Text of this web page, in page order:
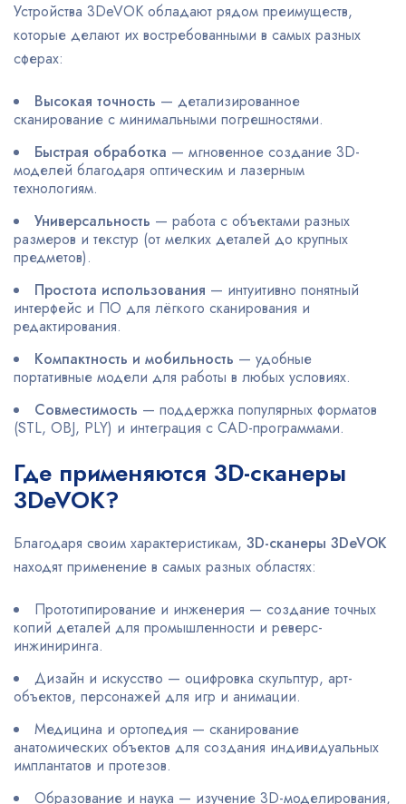
Устройства 3DeVOK обладают рядом преимуществ,
которые делают их востребованными в самых разных
сферах:
Высокая точность — детализированное
сканирование с минимальными погрешностями.
Быстрая обработка — мгновенное создание 3D-
моделей благодаря оптическим и лазерным
технологиям.
Универсальность — работа с объектами разных
размеров и текстур (от мелких деталей до крупных
предметов).
Простота использования — интуитивно понятный
интерфейс и ПО для лёгкого сканирования и
редактирования.
Компактность и мобильность — удобные
портативные модели для работы в любых условиях.
Совместимость — поддержка популярных форматов
(STL, OBJ, PLY) и интеграция с CAD-программами.
Где применяются 3D-сканеры
3DeVOK?
Благодаря своим характеристикам, 3D-сканеры 3DeVOK
находят применение в самых разных областях:
Прототипирование и инженерия — создание точных
копий деталей для промышленности и реверс-
инжиниринга.
Дизайн и искусство — оцифровка скульптур, арт-
объектов, персонажей для игр и анимации.
Медицина и ортопедия — сканирование
анатомических объектов для создания индивидуальных
имплантатов и протезов.
Образование и наука — изучение 3D-моделирования,